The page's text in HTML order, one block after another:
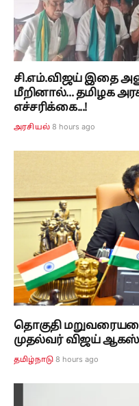
சி.எம்.விஜய் இதை
மீறினால்... தமிழக
எச்சரிக்கை...!
அரசியல் 8 hours ago
தொகுதி
முதல்வர் விஜய்
தமிழ்நாடு 8 hours ago